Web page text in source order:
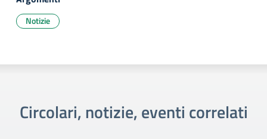
Notizie
Circolari, notizie, eventi correlati